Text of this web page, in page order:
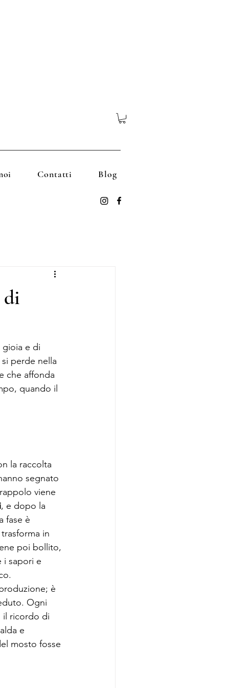
Contatti Blog
di
gioia e di
perde nella
che affonda
quando il
la raccolta
segnato
viene
, e dopo la
fase è
in
poi bollito,
i sapori e
è
Ogni
il ricordo di
e
mosto fosse